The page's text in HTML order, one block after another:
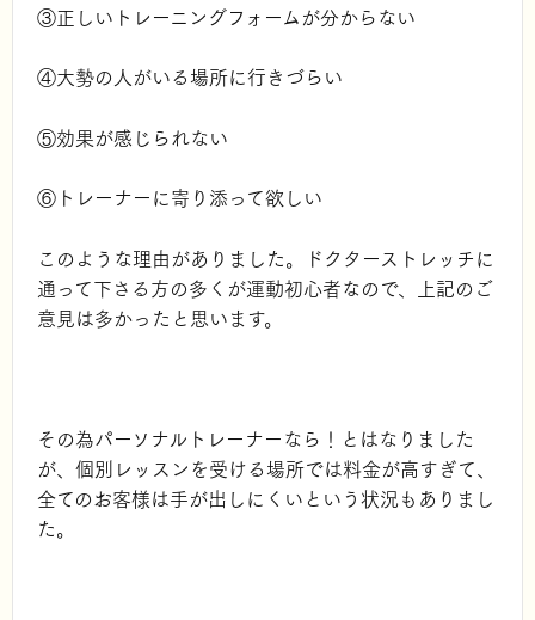
③正しいトレーニングフォームが分からない
④大勢の人がいる場所に行きづらい
⑤効果が感じられない
⑥トレーナーに寄り添って欲しい
このような理由がありました。ドクターストレッチに
通って下さる方の多くが運動初心者なので、上記のご
意見は多かったと思います。
その為パーソナルトレーナーなら！とはなりました
が、個別レッスンを受ける場所では料金が高すぎて、
全てのお客様は手が出しにくいという状況もありまし
た。